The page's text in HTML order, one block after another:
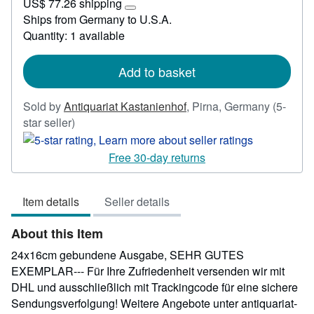
40.48
Learn
more
rates
Ships from Germany to U.S.A.
Quantity: 1 available
Add to basket
Sold byAntiquariat Kastanienhof, Pirna, Germany (5-
star seller)
rating
out
5
stars
Free 30-day returns
Item details Seller details
About this Item
24x16cm gebundene Ausgabe, SEHR GUTES
EXEMPLAR--- Für Ihre Zufriedenheit versenden wir mit
DHL und ausschließlich mit Trackingcode für eine sichere
Sendungsverfolgung! Weitere Angebote unter antiquariat-